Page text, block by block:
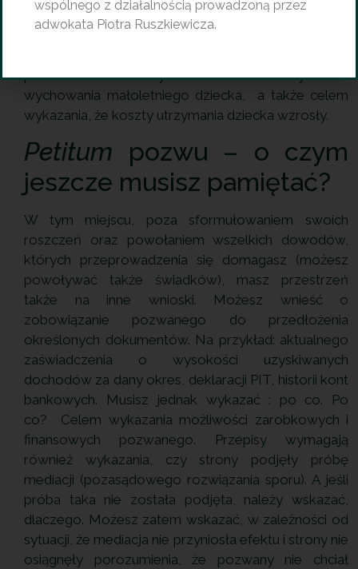
załączasz do pisma oraz wnieść o ich dopuszczenie i
przelewów- celem wykazania kosztów utrzymania i
wychowania małoletniego dziecka, a także celem
wykazania, że koszty utrzymania dziecka wzrosły.
Petitum pozwu – o czym
jeszcze musisz pamiętać?
W tym miejscu, poza sformułowaniem swoich
roszczeń oraz powołaniem wszelkich dowodów,
których przeprowadzenia się domagasz (możesz
powoływać także świadków), masz przestrzeń
także na inne wnioski. Możesz wnieść o
zobowiązanie pozwanego do przedłożenia
określonych dokumentów. Na przykład: aktualnego
zaświadczenia o wysokości uzyskiwanych
dochodów za dany okres, deklaracji PIT, historii kont
bankowych. Musisz jednak wykazać : po co. Po
co? Celem wykazania możliwości zarobkowych i
finansowych pozwanego. Przepisy wymagają
również wykazania, czy strony podjęły próbę
mediacji (pozasądowego rozwiązania sporu). A jeśli
próba taka nie została podjęta, należy wskazać,
dlaczego. Możesz zatem wskazać, w zależności od
sytuacji, że mediacja nie przyniosła efektu i strony nie
osiągnęły porozumienia, że pozwany nie chciał
wspólnego z działalnością prowadzoną przez
adwokata Piotra Ruszkiewicza.